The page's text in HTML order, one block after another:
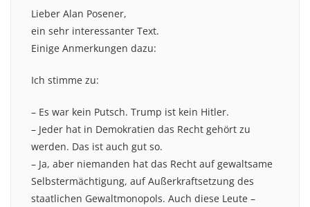
Lieber Alan Posener,
ein sehr interessanter Text.
Einige Anmerkungen dazu:
Ich stimme zu:
– Es war kein Putsch. Trump ist kein Hitler.
– Jeder hat in Demokratien das Recht gehört zu
werden. Das ist auch gut so.
– Ja, aber niemanden hat das Recht auf gewaltsame
Selbstermächtigung, auf Außerkraftsetzung des
staatlichen Gewaltmonopols. Auch diese Leute –